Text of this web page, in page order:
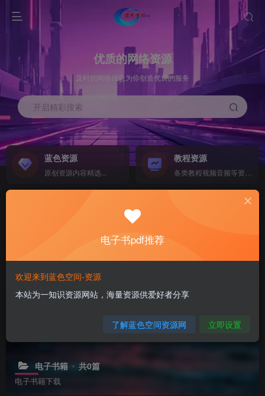
优质的网络资源
及时的网络信息为你创造优良的服务
开启精彩搜索
蓝色资源
原创资源内容精选...
教程资源
计算机 移动设备 软件下载....
电子书籍下载...
电子书籍 共0篇
电子书籍下载
电子书pdf推荐
欢迎来到蓝色空间-资源
本站为一知识资源网站，海量资源供爱好者分享
了解蓝色空间资源网 立即设置